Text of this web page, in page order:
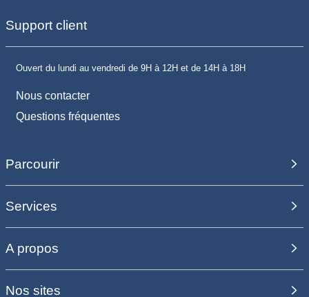
Support client
Ouvert du lundi au vendredi de 9H à 12H et de 14H à 18H
Nous contacter
Questions fréquentes
Parcourir
Services
A propos
Nos sites